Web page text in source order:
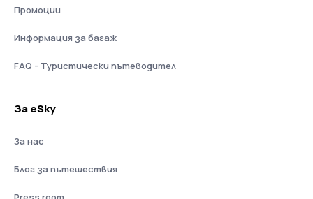
Промоции
Информация за багаж
FAQ - Туристически пътеводител
За eSky
За нас
Блог за пътешествия